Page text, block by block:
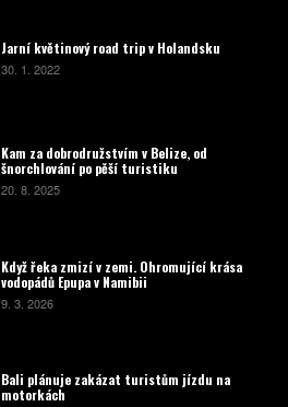
Jarní květinový road trip v Holandsku
30. 1. 2022
Kam za dobrodružstvím v Belize, od
šnorchlování po pěší turistiku
20. 8. 2025
Když řeka zmizí v zemi. Ohromující krása
vodopádů Epupa v Namibii
9. 3. 2026
Bali plánuje zakázat turistům jízdu na
motorkách